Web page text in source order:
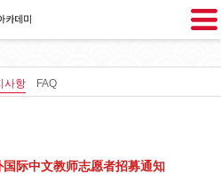
사항 FAQ
际中文教师志愿者招募通知